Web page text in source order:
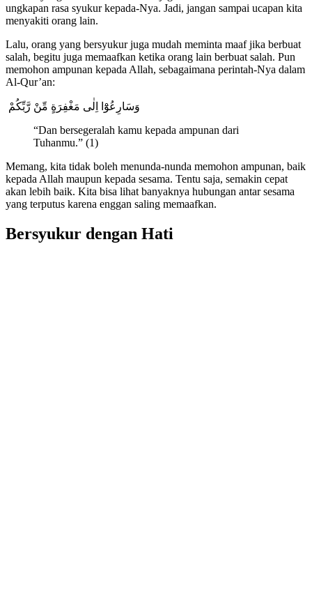
ungkapan rasa syukur kepada-Nya. Jadi, jangan sampai ucapan kita
menyakiti orang lain.
Lalu, orang yang bersyukur juga mudah meminta maaf jika berbuat
salah, begitu juga memaafkan ketika orang lain berbuat salah. Pun
memohon ampunan kepada Allah, sebagaimana perintah-Nya dalam
Al-Qur’an:
وَسَارِعُوْٓا اِلٰى مَغْفِرَةٍ مِّنْ رَّبِّكُمْ
“Dan bersegeralah kamu kepada ampunan dari
Tuhanmu.” (1)
Memang, kita tidak boleh menunda-nunda memohon ampunan, baik
kepada Allah maupun kepada sesama. Tentu saja, semakin cepat
akan lebih baik. Kita bisa lihat banyaknya hubungan antar sesama
yang terputus karena enggan saling memaafkan.
Bersyukur dengan Hati